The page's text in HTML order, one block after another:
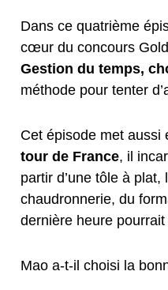
Dans ce quatrième
cœur du concours
Gestion du temps,
méthode pour tenter
Cet épisode met aussi
tour de France, il
partir d’une tôle à
chaudronnerie, du
dernière heure
Mao a-t-il choisi la